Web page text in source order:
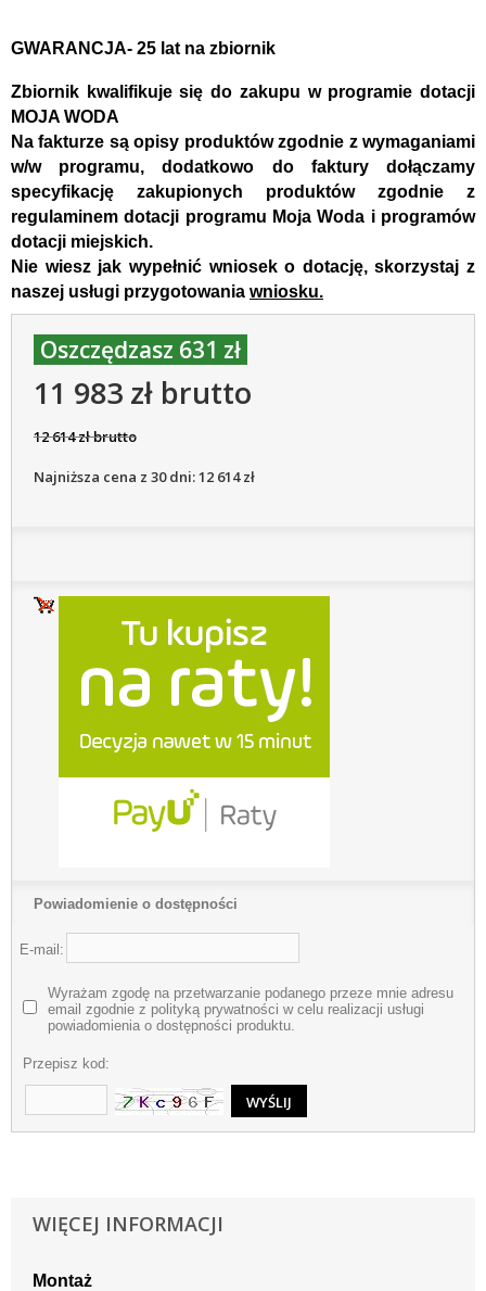
GWARANCJA- 25 lat na zbiornik
Zbiornik kwalifikuje się do zakupu w programie dotacji
MOJA WODA
Na fakturze są opisy produktów zgodnie z wymaganiami
w/w programu, dodatkowo do faktury dołączamy
specyfikację zakupionych produktów zgodnie z
regulaminem dotacji programu Moja Woda i programów
dotacji miejskich.
Nie wiesz jak wypełnić wniosek o dotację, skorzystaj z
naszej usługi przygotowania wniosku.
Oszczędzasz 631 zł
11 983 zł brutto
12 614 zł brutto
Najniższa cena z 30 dni: 12 614 zł
Powiadomienie o dostępności
E-mail:
Wyrażam zgodę na przetwarzanie podanego przeze mnie adresu
email zgodnie z polityką prywatności w celu realizacji usługi
powiadomienia o dostępności produktu.
Przepisz kod:
WIĘCEJ INFORMACJI
Montaż